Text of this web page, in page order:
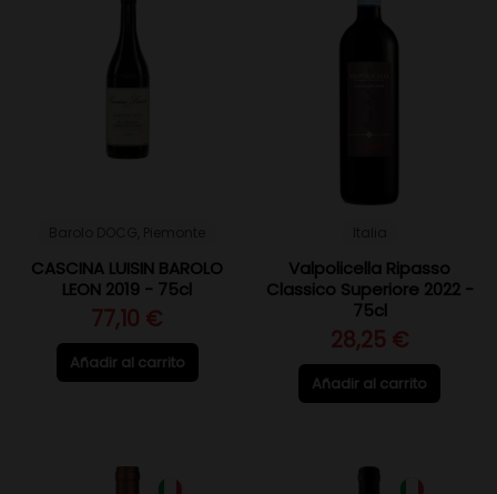
CASCINA LUISIN BAROLO
LEON 2019 - 75cl
77,10 €
Añadir al carrito
Valpolicella Ripasso
Classico Superiore 2022 -
75cl
28,25 €
Añadir al carrito